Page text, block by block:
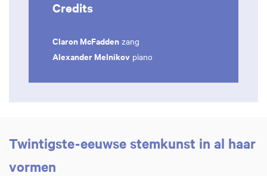
Credits
Claron McFadden zang
Alexander Melnikov piano
Twintigste-eeuwse stemkunst in al haar
vormen